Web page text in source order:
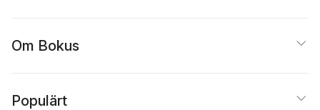
Om Bokus
Populärt